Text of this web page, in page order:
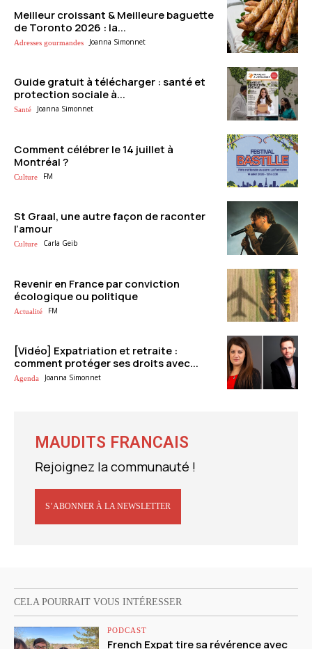
Meilleur croissant & Meilleure baguette
de Toronto 2026 : la...
Adresses gourmandes Joanna Simonnet
Guide gratuit à télécharger : santé et
protection sociale à...
Santé Joanna Simonnet
Comment célébrer le 14 juillet à
Montréal ?
Culture FM
St Graal, une autre façon de raconter
l’amour
Culture Carla Geib
Revenir en France par conviction
écologique ou politique
Actualité FM
[Vidéo] Expatriation et retraite :
comment protéger ses droits avec...
Agenda Joanna Simonnet
MAUDITS FRANCAIS
Rejoignez la communauté !
S’ABONNER À LA NEWSLETTER
CELA POURRAIT VOUS INTÉRESSER
PODCAST
French Expat tire sa révérence avec